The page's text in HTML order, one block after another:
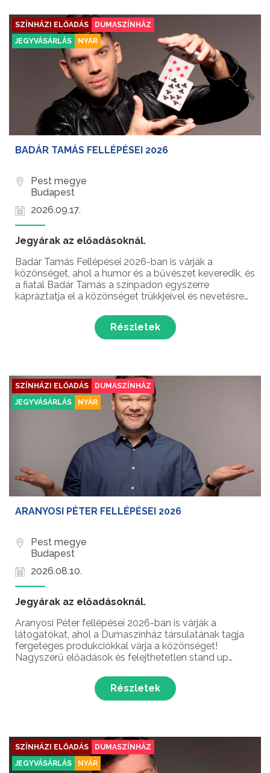
SZÍNHÁZI ELŐADÁS
DUMASZÍNHÁZ
JEGYVÁSÁRLÁS
NYÁR
BADÁR TAMÁS FELLÉPÉSEI 2026
Pest megye
Budapest
2026.09.17.
Jegyárak az előadásoknál.
Badár Tamás Fellépései 2026-ban is várják a
közönséget, ahol a humor és a bűvészet keveredik, és
a fiatal Badár Tamás a színpadon egyszerre
kápráztatja el a közönséget trükkjeivel és nevetésre
filmes szenvedély találkozik egyetlen, felejthetetlen...
Részletek
SZÍNHÁZI ELŐADÁS
DUMASZÍNHÁZ
JEGYVÁSÁRLÁS
NYÁR
ARANYOSI PÉTER FELLÉPÉSEI 2026
Pest megye
Budapest
2026.08.10.
Jegyárak az előadásoknál.
Aranyosi Péter fellépései 2026-ban is várják a
látogatókat, ahol a Dumaszínház társulatának tagja
fergeteges produkciókkal várja a közönséget!
Nagyszerű előadások és felejthetetlen stand up
humorista fellépésein!
Részletek
SZÍNHÁZI ELŐADÁS
DUMASZÍNHÁZ
JEGYVÁSÁRLÁS
NYÁR